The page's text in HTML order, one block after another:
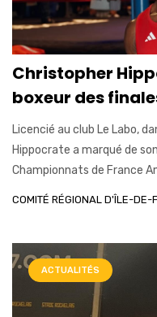
Christopher
boxeur des
Licencié au club Le Labo,
Hippocrate a marqué de
Championnats de France
COMITÉ RÉGIONAL D'ÎLE-DE-
ACTUALITÉS